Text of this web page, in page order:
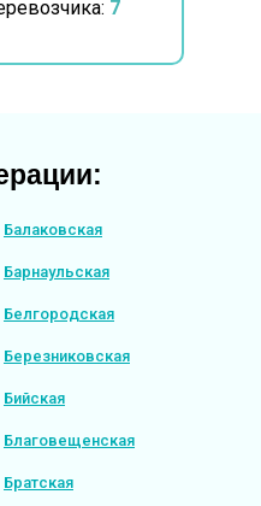
7
Балаковская
Барнаульская
Белгородская
Березниковская
Бийская
Благовещенская
Братская